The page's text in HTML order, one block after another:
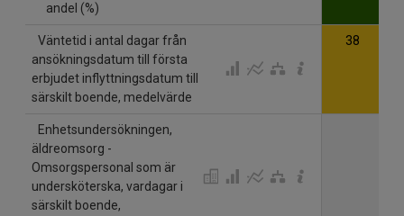
andel (%)
Väntetid i antal dagar från
ansökningsdatum till första
erbjudet inflyttningsdatum till
särskilt boende, medelvärde
38
Enhetsundersökningen,
äldreomsorg -
Omsorgspersonal som är
undersköterska, vardagar i
särskilt boende,